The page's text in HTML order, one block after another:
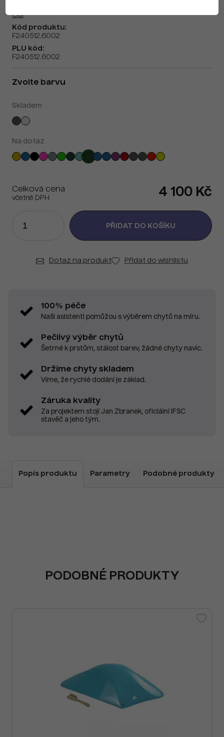
Cai
Kód produktu:
F240512.6002
PLU kód:
F240512.6002
Zvolte barvu
Skladem
Na dotaz
Celková cena
včetně DPH 4 100 Kč
Dotaz na produkt Přidat do wishlistu
100% péče
Naši asistenti pomůžou s výběrem chytů na míru.
Pečlivý výběr chytů
Šetrné k prstům, stálost barev, žádné chyty navíc.
Držíme chyty skladem
Víme, že rychlé dodání je základ.
Záruka kvality
Za projektem stojí Jan Zbranek, oficiální IFSC
stavěč a jeho tým.
Popis produktu Parametry Podobné produkty
PODOBNÉ PRODUKTY